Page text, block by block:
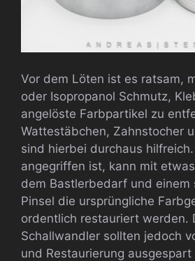
Vor dem Löten ist es ratsam,
oder Isopropanol Schmutz,
angelöste Farbpartikel zu
Wattestäbchen, Zahnstocher
sind hierbei durchaus
angegriffen ist, kann mit
dem Bastlerbedarf und einem
Pinsel die ursprüngliche
ordentlich restauriert werden.
Schallwandler sollten jedoch
und Restaurierung